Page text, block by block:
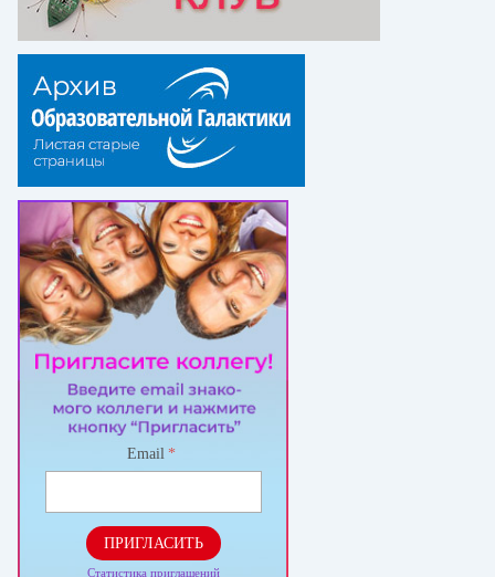
Email *
ПРИГЛАСИТЬ
Статистика приглашений